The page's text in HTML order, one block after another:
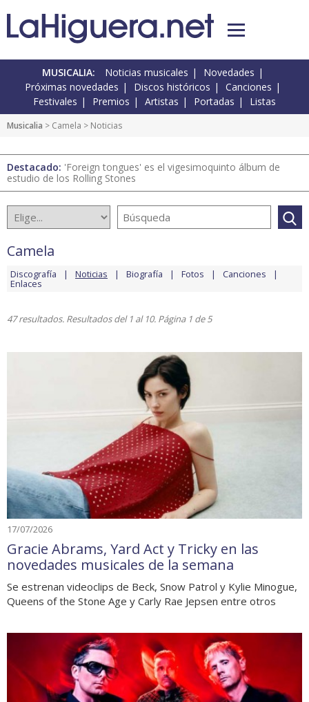
MUSICALIA: Noticias musicales
Novedades
Próximas novedades
Discos históricos
Canciones
Festivales
Premios Artistas Portadas Listas
Musicalia > Camela > Noticias
Destacado: 'Foreign tongues' es el vigesimoquinto álbum de
estudio de los Rolling Stones
Camela
Discografía Noticias Biografía Fotos Canciones
Enlaces
47 resultados. Resultados del 1 al 10. Página 1 de 5
17/07/2026
Gracie Abrams, Yard Act y Tricky en las
novedades musicales de la semana
Se estrenan videoclips de Beck, Snow Patrol y Kylie Minogue,
Queens of the Stone Age y Carly Rae Jepsen entre otros